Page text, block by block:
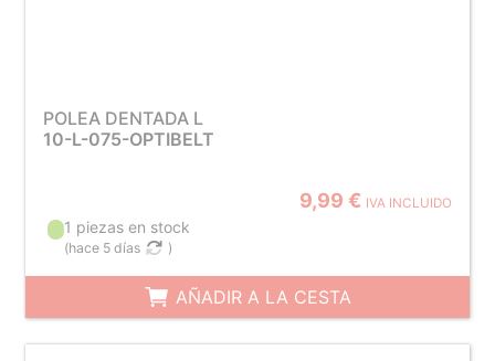
POLEA DENTADA L
10-L-075-OPTIBELT
9,99 € IVA INCLUIDO
1 piezas en stock
(hace 5 días )
AÑADIR A LA CESTA